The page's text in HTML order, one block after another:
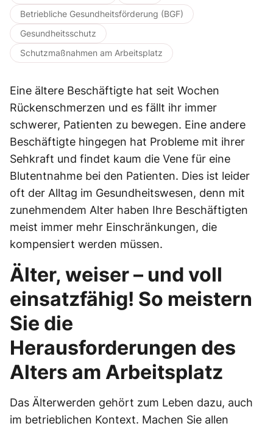
Betriebliche Gesundheitsförderung (BGF)
Gesundheitsschutz
Schutzmaßnahmen am Arbeitsplatz
Eine ältere Beschäftigte hat seit Wochen
Rückenschmerzen und es fällt ihr immer
schwerer, Patienten zu bewegen. Eine andere
Beschäftigte hingegen hat Probleme mit ihrer
Sehkraft und findet kaum die Vene für eine
Blutentnahme bei den Patienten. Dies ist leider
oft der Alltag im Gesundheitswesen, denn mit
zunehmendem Alter haben Ihre Beschäftigten
meist immer mehr Einschränkungen, die
kompensiert werden müssen.
Älter, weiser – und voll
einsatzfähig! So meistern
Sie die
Herausforderungen des
Alters am Arbeitsplatz
Das Älterwerden gehört zum Leben dazu, auch
im betrieblichen Kontext. Machen Sie allen